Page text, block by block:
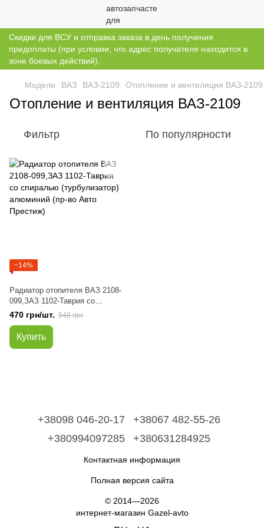
Скидки для ВСУ и отправка заказа в день получения
предоплаты (при условии, что адрес получателя находится в
зоне боевых действий).
Модели ВАЗ ВАЗ-2109 Отопление и вентиляция ВАЗ-2109
Отопление и вентиляция ВАЗ-2109
Фильтр По популярности
−14%
Радиатор отопителя ВАЗ 2108-
099,ЗАЗ 1102-Таврия со
спиралью (турбулизатор)
алюминий (пр-во Авто
Престиж)
470 грн/шт. 548 грн
Купить
+38098 046-20-17
+38067 482-55-26
+380994097285
+380631284925
Контактная информация
Полная версия сайта
© 2014—2026
интернет-магазин Gazel-avto